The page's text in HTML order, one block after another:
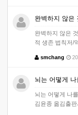
완벽하지 않은
완벽하지 않은
적 생존 법칙저/
smchang
뇌는 어떻게
뇌는 어떻게 나
김윤종 옮김출